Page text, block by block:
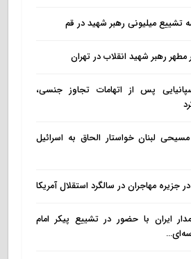
تشییع میلیونی رهبر شهید در قم
رهبر شهید انقلاب در تهران
پس از اتهامات تجاوز جنسی،
لبنان خواستار الحاق به اسرائیل
جزیره مهاجران در سالگرد استقلال آمریکا
ایران با حضور در تشییع پیکر امام